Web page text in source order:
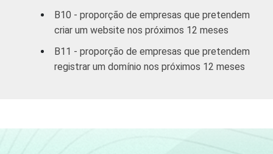
B10 - proporção de empresas que pretendem
criar um website nos próximos 12 meses
B11 - proporção de empresas que pretendem
registrar um domínio nos próximos 12 meses